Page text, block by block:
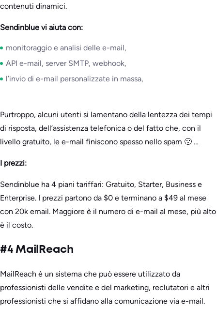
contenuti dinamici.
Sendinblue vi aiuta con:
monitoraggio e analisi delle e-mail,
API e-mail, server SMTP, webhook,
l’invio di e-mail personalizzate in massa,
Purtroppo, alcuni utenti si lamentano della lentezza dei tempi
di risposta, dell’assistenza telefonica o del fatto che, con il
livello gratuito, le e-mail finiscono spesso nello spam 🙁 …
I prezzi:
Sendinblue ha 4 piani tariffari: Gratuito, Starter, Business e
Enterprise. I prezzi partono da $0 e terminano a $49 al mese
con 20k email. Maggiore è il numero di e-mail al mese, più alto
è il costo.
#4 MailReach
MailReach è un sistema che può essere utilizzato da
professionisti delle vendite e del marketing, reclutatori e altri
professionisti che si affidano alla comunicazione via e-mail.